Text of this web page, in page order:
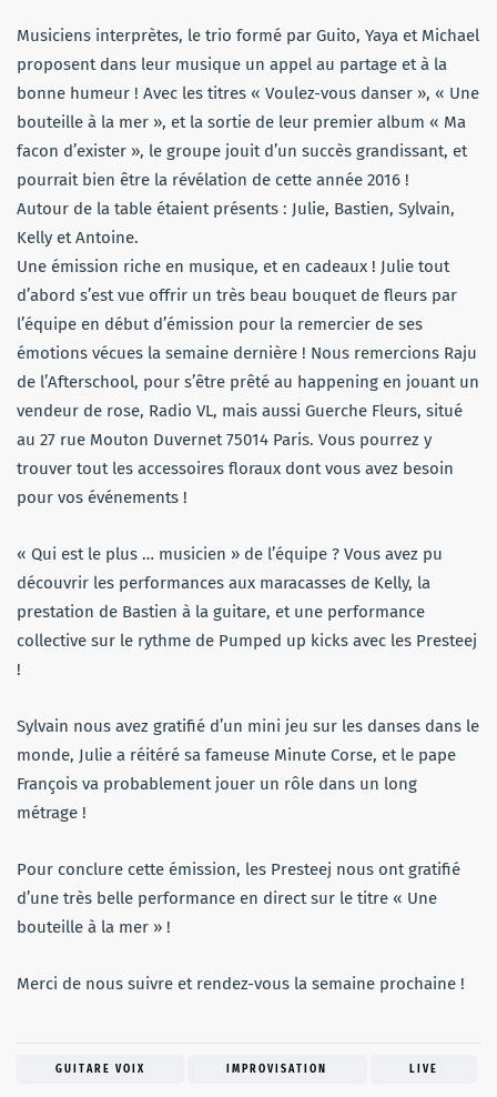
Musiciens interprètes, le trio formé par Guito, Yaya et Michael
proposent dans leur musique un appel au partage et à la
bonne humeur ! Avec les titres « Voulez-vous danser », « Une
bouteille à la mer », et la sortie de leur premier album « Ma
facon d’exister », le groupe jouit d’un succès grandissant, et
pourrait bien être la révélation de cette année 2016 !
Autour de la table étaient présents : Julie, Bastien, Sylvain,
Kelly et Antoine.
Une émission riche en musique, et en cadeaux ! Julie tout
d’abord s’est vue offrir un très beau bouquet de fleurs par
l’équipe en début d’émission pour la remercier de ses
émotions vécues la semaine dernière ! Nous remercions Raju
de l’Afterschool, pour s’être prêté au happening en jouant un
vendeur de rose, Radio VL, mais aussi Guerche Fleurs, situé
au 27 rue Mouton Duvernet 75014 Paris. Vous pourrez y
trouver tout les accessoires floraux dont vous avez besoin
pour vos événements !
« Qui est le plus … musicien » de l’équipe ? Vous avez pu
découvrir les performances aux maracasses de Kelly, la
prestation de Bastien à la guitare, et une performance
collective sur le rythme de Pumped up kicks avec les Presteej
!
Sylvain nous avez gratifié d’un mini jeu sur les danses dans le
monde, Julie a réitéré sa fameuse Minute Corse, et le pape
François va probablement jouer un rôle dans un long
métrage !
Pour conclure cette émission, les Presteej nous ont gratifié
d’une très belle performance en direct sur le titre « Une
bouteille à la mer » !
Merci de nous suivre et rendez-vous la semaine prochaine !
GUITARE VOIX IMPROVISATION LIVE